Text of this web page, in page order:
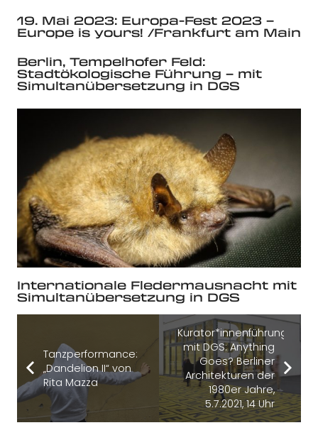
19. Mai 2023: Europa-Fest 2023 –
Europe is yours! /Frankfurt am Main
Berlin, Tempelhofer Feld:
Stadtökologische Führung – mit
Simultanübersetzung in DGS
Internationale Fledermausnacht mit
Simultanübersetzung in DGS
Tanzperformance:
„Dandelion II“ von
Rita Mazza
Kurator*innenführung
mit DGS: Anything
Goes? Berliner
Architekturen der
1980er Jahre,
5.7.2021, 14 Uhr